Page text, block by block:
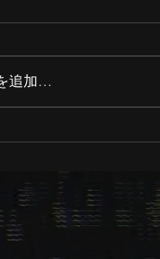
の新しいアカウ
追加…